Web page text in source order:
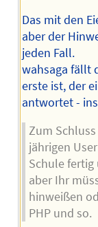
Das mit den
aber der
jeden Fall.
wahsaga fällt
erste ist, der
antwortet -
Zum
jährigen
Schule
aber Ihr
hinweißen
PHP und so.